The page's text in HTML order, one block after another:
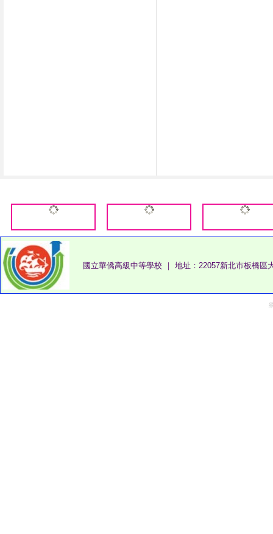
國立華僑高級中等學校 ｜ 地址：22057新北市板橋區